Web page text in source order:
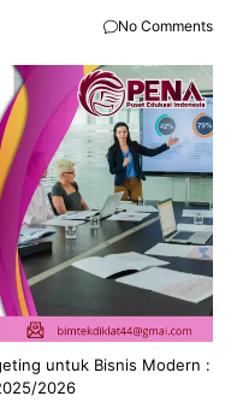
No Comments
untuk Bisnis Modern :
2026